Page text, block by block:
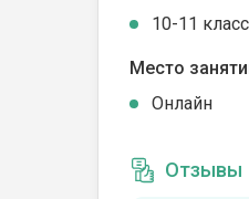
10-11
Место
Онлайн
Отзывы